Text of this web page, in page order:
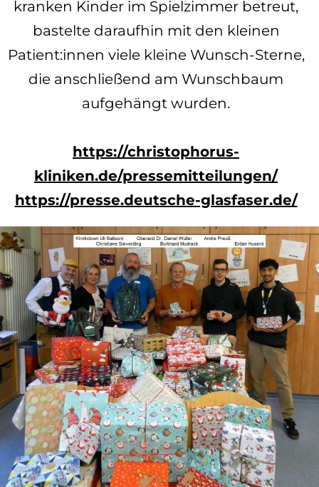
kranken Kinder im Spielzimmer betreut,
bastelte daraufhin mit den kleinen
Patient:innen viele kleine Wunsch-Sterne,
die anschließend am Wunschbaum
aufgehängt wurden.
https://christophorus-
kliniken.de/pressemitteilungen/
https://presse.deutsche-glasfaser.de/